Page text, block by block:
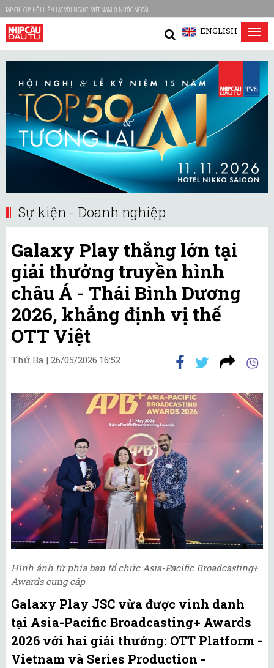
TẠP CHÍ CỦA HỘI LIÊN LẠC VỚI NGƯỜI VIỆT NAM Ở NƯỚC NGOÀI
ENGLISH
Sự kiện - Doanh nghiệp
Galaxy Play thắng lớn tại
giải thưởng truyền hình
châu Á - Thái Bình Dương
2026, khẳng định vị thế
OTT Việt
Thứ Ba | 26/05/2026 16:52
Hình ảnh từ phía ban tổ chức Asia-Pacific Broadcasting+
Awards cung cấp
Galaxy Play JSC vừa được vinh danh
tại Asia-Pacific Broadcasting+ Awards
2026 với hai giải thưởng: OTT Platform -
Vietnam và Series Production -